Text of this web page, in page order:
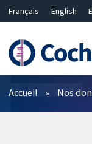
Français English
Bahasa Malaysia
ไทย
简体中文
Filtres
Accueil Nos